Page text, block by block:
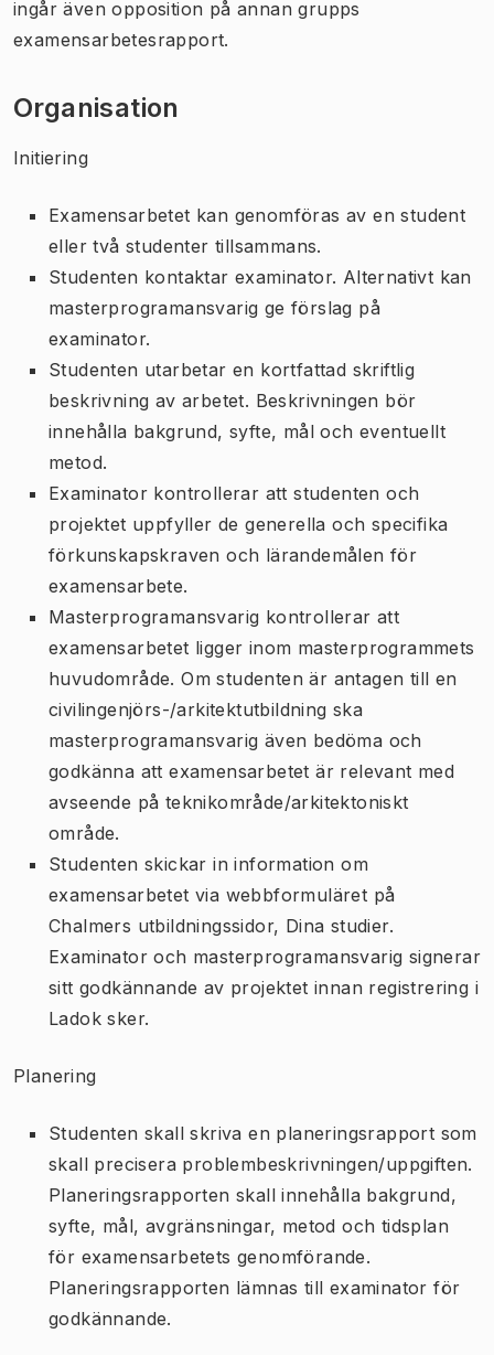
ingår även opposition på annan grupps
examensarbetesrapport.
Organisation
Initiering
Examensarbetet kan genomföras av en student
eller två studenter tillsammans.
Studenten kontaktar examinator. Alternativt kan
masterprogramansvarig ge förslag på
examinator.
Studenten utarbetar en kortfattad skriftlig
beskrivning av arbetet. Beskrivningen bör
innehålla bakgrund, syfte, mål och eventuellt
metod.
Examinator kontrollerar att studenten och
projektet uppfyller de generella och specifika
förkunskapskraven och lärandemålen för
examensarbete.
Masterprogramansvarig kontrollerar att
examensarbetet ligger inom masterprogrammets
huvudområde. Om studenten är antagen till en
civilingenjörs-/arkitektutbildning ska
masterprogramansvarig även bedöma och
godkänna att examensarbetet är relevant med
avseende på teknikområde/arkitektoniskt
område.
Studenten skickar in information om
examensarbetet via webbformuläret på
Chalmers utbildningssidor, Dina studier.
Examinator och masterprogramansvarig signerar
sitt godkännande av projektet innan registrering i
Ladok sker.
Planering
Studenten skall skriva en planeringsrapport som
skall precisera problembeskrivningen/uppgiften.
Planeringsrapporten skall innehålla bakgrund,
syfte, mål, avgränsningar, metod och tidsplan
för examensarbetets genomförande.
Planeringsrapporten lämnas till examinator för
godkännande.